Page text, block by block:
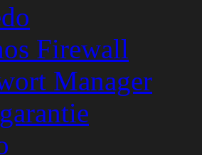
Firewall
Manager